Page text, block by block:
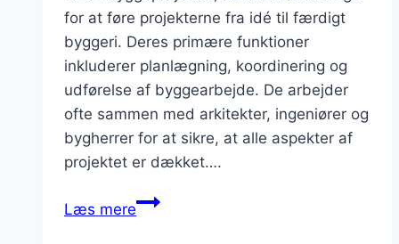
for at føre projekterne fra idé til færdigt
byggeri. Deres primære funktioner
inkluderer planlægning, koordinering og
udførelse af byggearbejde. De arbejder
ofte sammen med arkitekter, ingeniører og
bygherrer for at sikre, at alle aspekter af
projektet er dækket….
Læs mereByggefirmaer